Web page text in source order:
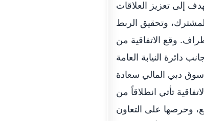
إلى تعزيز العلاقات
المشترك، وتحقيق الربط
وقع الاتفاقية من
دائرة النيابة العامة
دبي المالي سعادة
تأتي انطلاقاً من
وحرصها على التعاون